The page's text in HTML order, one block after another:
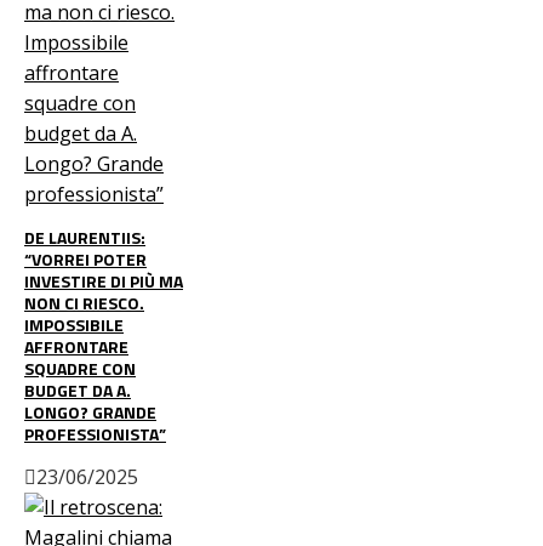
DE LAURENTIIS:
“VORREI POTER
INVESTIRE DI PIÙ MA
NON CI RIESCO.
IMPOSSIBILE
AFFRONTARE
SQUADRE CON
BUDGET DA A.
LONGO? GRANDE
PROFESSIONISTA”
23/06/2025